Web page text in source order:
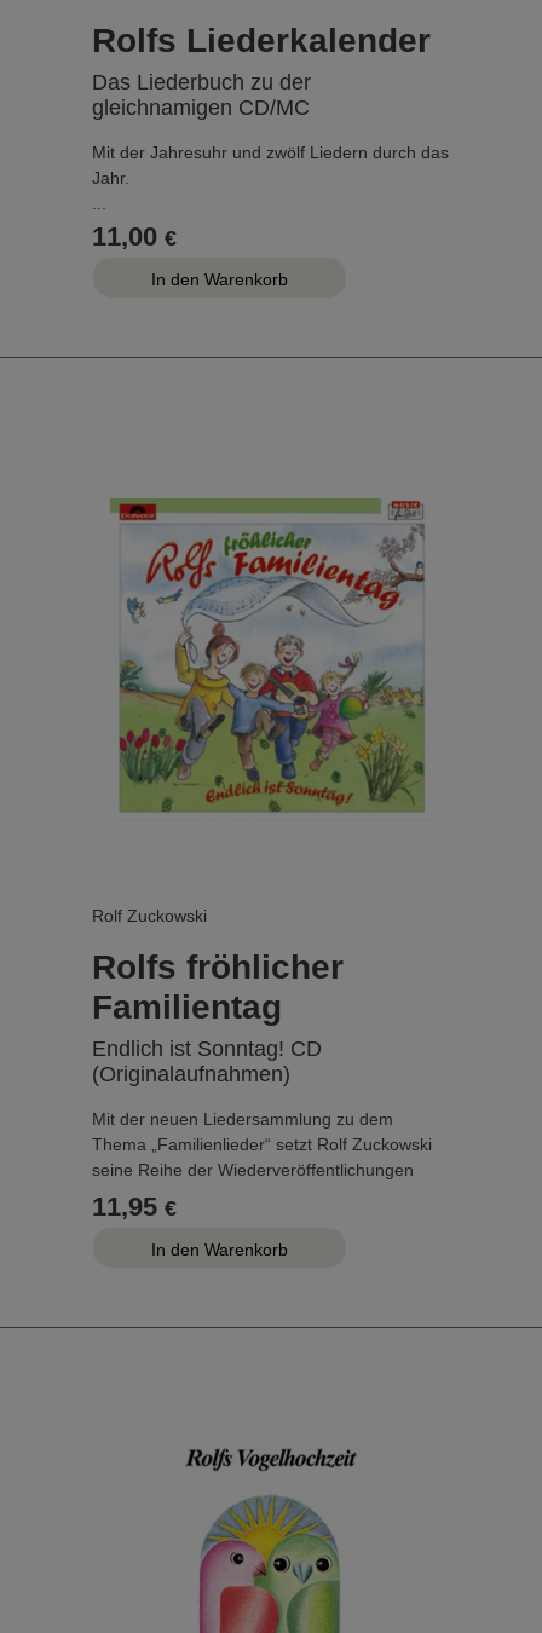
Rolfs Liederkalender
Das Liederbuch zu der
gleichnamigen CD/MC
Mit der Jahresuhr und zwölf Liedern durch das
Jahr.
11,00 €
Rolf Zuckowski
Rolfs fröhlicher
Familientag
Endlich ist Sonntag! CD
(Originalaufnahmen)
Mit der neuen Liedersammlung zu dem
Thema „Familienlieder“ setzt Rolf Zuckowski
seine Reihe der Wiederveröffentlichungen
beliebter Songs fort. Das Lied „Endlich ist
Sonntag“ eröffnet dabei den fröhlichen
Familientag, an dem die Alltagssorgen in den
für den Sonntag als Familientag stark machen.
11,95 €